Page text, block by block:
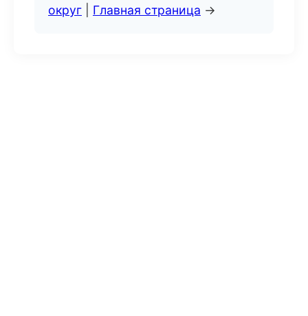
округ
Главная страница →